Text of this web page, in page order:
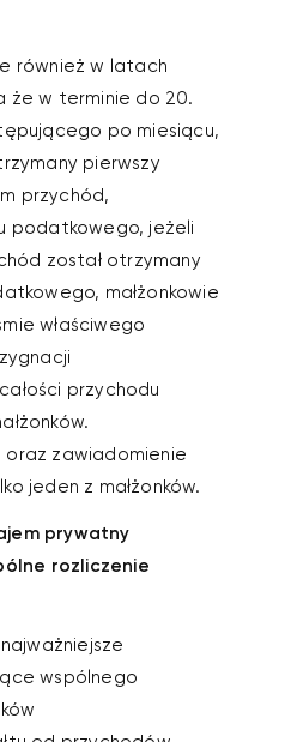
również w latach
że w terminie do 20.
po miesiącu,
pierwszy
przychód,
podatkowego, jeżeli
został otrzymany
małżonkowie
właściwego
przychodu
oraz zawiadomienie
jeden z małżonków.
prywatny
rozliczenie
wspólnego